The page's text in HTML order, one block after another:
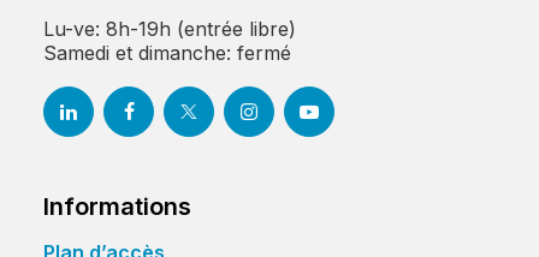
Lu-ve: 8h-19h (entrée libre)
Samedi et dimanche: fermé
Informations
Plan d’accès